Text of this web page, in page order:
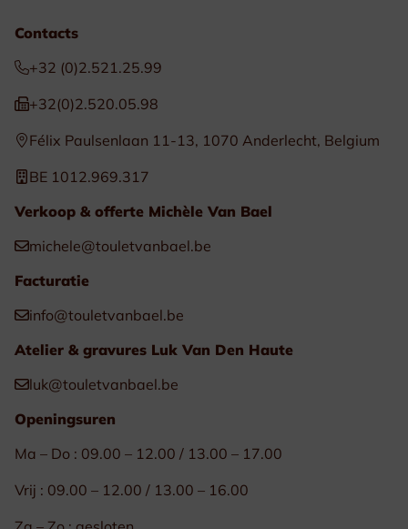
Contacts
+32 (0)2.521.25.99
+32(0)2.520.05.98
Félix Paulsenlaan 11-13, 1070 Anderlecht, Belgium
BE 1012.969.317
Verkoop & offerte Michèle Van Bael
michele@touletvanbael.be
Facturatie
info@touletvanbael.be
Atelier & gravures Luk Van Den Haute
luk@touletvanbael.be
Openingsuren
Ma – Do : 09.00 – 12.00 / 13.00 – 17.00
Vrij : 09.00 – 12.00 / 13.00 – 16.00